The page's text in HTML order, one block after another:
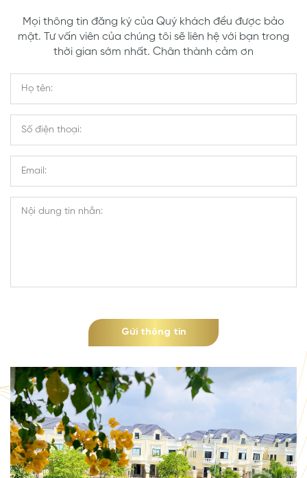
Mọi thông tin đăng ký của Quý khách đều được bảo
mật. Tư vấn viên của chúng tôi sẽ liên hệ với bạn trong
thời gian sớm nhất. Chân thành cảm ơn
Gửi thông tin